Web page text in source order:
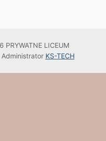
LICEUM
Administrator KS-TECH